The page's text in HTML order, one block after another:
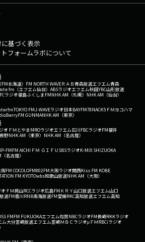
基づく表示
フォームラボについて
北海道） FM NORTH WAVEＲＡＢ青森放送エフエム青森
fm（エフエム仙台） ABSラジオエフエム秋田YBC山形放送
ラジオ福島ふくしまFMNHK AM（札幌） NHK AM（仙台）
TOKYO FMJ-WAVEラジオ日本BAYFM78NACK5 ＦＭヨコハマ
FM GUNMANHK AM（東京）
オ ＦＭとやまMROラジオエフエム石川FBCラジオFM福井
野NHK AM（東京） NHK AM（名古屋）
FMFM AICHI ＦＭ ＧＩＦＵ SBSラジオK-MIX SHIZUOKA
名古屋）
阪FM COCOLOFM802FM大阪ラジオ関西Kiss FM KOBE
FM KYOTOwbs和歌山放送NHK AM（大阪）
オ ＦＭ岡山RCCラジオ広島FM ＫＲＹ山口放送エフエム山口
送FM香川RNB南海放送FM愛媛RKC高知放送エフエム高知
FMFM FUKUOKAエフエム佐賀NBCラジオFM長崎RKKラジオ
ム大分宮崎放送エフエム宮崎ＭＢＣラジオμＦＭRBCiラジオ